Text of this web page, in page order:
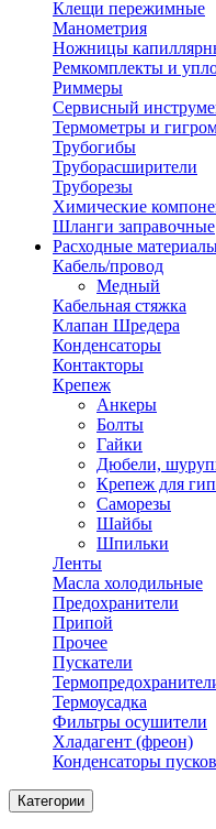
Клещи пережимные
Манометрия
Ножницы
Ремкомплекты и
Риммеры
Сервисный
Термометры и
Трубогибы
Труборасширители
Труборезы
Химические
Шланги заправочные
Расходные
Кабель/провод
Медный
Кабельная стяжка
Клапан Шредера
Конденсаторы
Контакторы
Крепеж
Анкеры
Болты
Гайки
Дюбели,
Крепеж для
Саморезы
Шайбы
Шпильки
Ленты
Масла холодильные
Предохранители
Припой
Прочее
Пускатели
Термоусадка
Фильтры осушители
Хладагент (фреон)
Конденсаторы
Категории